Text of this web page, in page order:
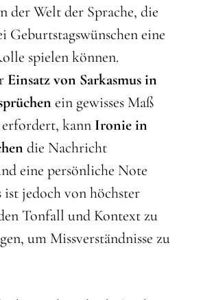
der Welt der Sprache, die
Geburtstagswünschen eine
spielen können.
Einsatz von Sarkasmus in
ein gewisses Maß
erfordert, kann Ironie in
die Nachricht
eine persönliche Note
ist jedoch von höchster
Tonfall und Kontext zu
um Missverständnisse zu